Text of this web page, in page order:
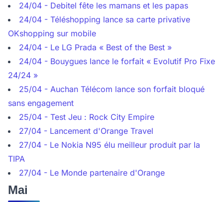
24/04 - Debitel fête les mamans et les papas
24/04 - Téléshopping lance sa carte privative
OKshopping sur mobile
24/04 - Le LG Prada « Best of the Best »
24/04 - Bouygues lance le forfait « Evolutif Pro Fixe
24/24 »
25/04 - Auchan Télécom lance son forfait bloqué
sans engagement
25/04 - Test Jeu : Rock City Empire
27/04 - Lancement d'Orange Travel
27/04 - Le Nokia N95 élu meilleur produit par la
TIPA
27/04 - Le Monde partenaire d'Orange
Mai